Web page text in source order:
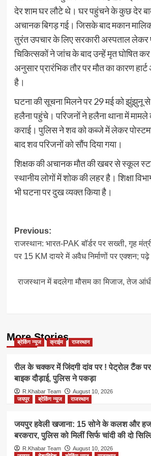
देर शाम घर लौटे थे। घर पहुंचने के कुछ देर
अचानक बिगड़ गई। जिसके बाद मकान
तुरंत उपचार के लिए सरकारी अस्पताल लेकर
चिकित्सकों ने जांच के बाद उन्हें मृत घोषित कर
अनुसार प्रारंभिक तौर पर मौत का कारण
है।
घटना की सूचना मिलने पर 29 मई को झुंझुनू
हलैना पहुंचे। परिजनों ने हलैना थाना में मामले
कराई। पुलिस ने शव को कब्जे में लेकर
बाद शव परिजनों को सौंप दिया गया।
शिक्षक की अचानक मौत की खबर से स्कूल
स्थानीय लोगों में शोक की लहर है। शिक्षा
भी घटना पर दुख व्यक्त किया है।
Post
navigation
Previous:
राजस्थान: भारत-PAK बॉर्डर पर सख्ती, गृह
पर 15 KM दायरे में अवैध निर्माणों पर एक्शन;
राजस्थान में बदलेगा मौसम का मिजाज, तेज आंधी-
More Stories
ब्रेकिंग न्यूज क्राईम राजस्थान
रील के चक्कर में जिंदगी दांव पर ! पेट्रोल टैंक
बाइक दौड़ाई, पुलिस ने पकड़ा
R.Khabar Team
August 10, 2026
जयपुर
ब्रेकिंग न्यूज राजस्थान
जयपुर हवेली खजाना: 15 सोने के कलश और
बरकरार, पुलिस को मिलीं सिर्फ चांदी की दो
R.Khabar Team
August 10, 2026